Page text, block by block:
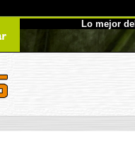
Lo mejor del